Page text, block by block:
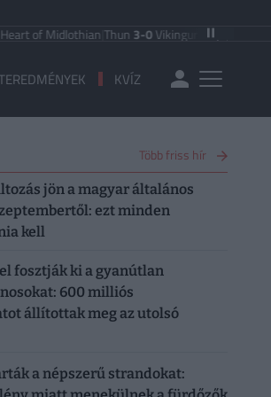
|Thun3-0Vikingur Reykjavik|PAOK
KVÍZ
Több friss hír
jön a magyar általános
ezt minden
kell
fosztják ki a gyanútlan
600 milliós
állítottak meg az utolsó
a népszerű strandokat: